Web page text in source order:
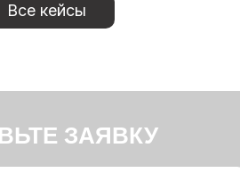
Все кейсы
ЗАЯВКУ